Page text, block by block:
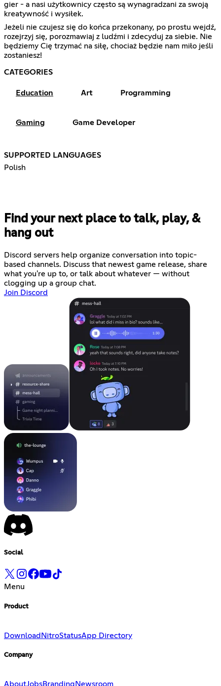
gier - a nasi użytkownicy często są wynagradzani za swoją
kreatywność i wysiłek.
Jeżeli nie czujesz się do końca przekonany, po prostu wejdź,
rozejrzyj się, porozmawiaj z ludźmi i zdecyduj za siebie. Nie
będziemy Cię trzymać na siłę, chociaż będzie nam miło jeśli
zostaniesz!
CATEGORIES
Education Art Programming
Gaming Game Developer
SUPPORTED LANGUAGES
Polish
Find your next place to talk, play, &
hang out
Discord servers help organize conversation into topic-
based channels. Discuss that newest game release, share
what you're up to, or talk about whatever — without
clogging up a group chat.
Join Discord
Social
Menu
Product
Download NitroStatusApp Directory
Company
AboutJobsBranding Newsroom